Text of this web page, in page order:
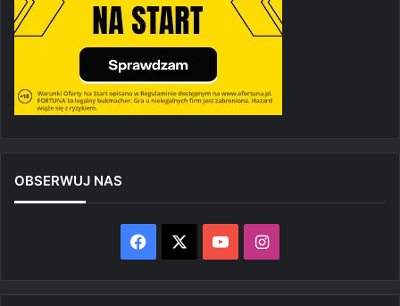
OBSERWUJ NAS
Facebook YouTubeInstagram